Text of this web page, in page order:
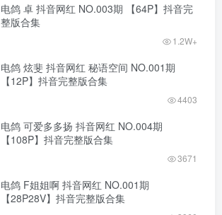
电鸽 卓 抖音网红 NO.003期 【64P】抖音完
整版合集
1.2W+
电鸽 炫斐 抖音网红 秘语空间 NO.001期
【12P】抖音完整版合集
4403
电鸽 可爱多多扬 抖音网红 NO.004期
【108P】抖音完整版合集
3671
电鸽 F姐姐啊 抖音网红 NO.001期
【28P28V】抖音完整版合集